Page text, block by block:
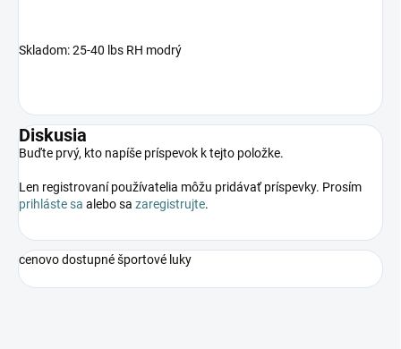
Skladom: 25-40 lbs RH modrý
Diskusia
Buďte prvý, kto napíše príspevok k tejto položke.
Len registrovaní používatelia môžu pridávať príspevky. Prosím
prihláste sa alebo sa zaregistrujte.
cenovo dostupné športové luky